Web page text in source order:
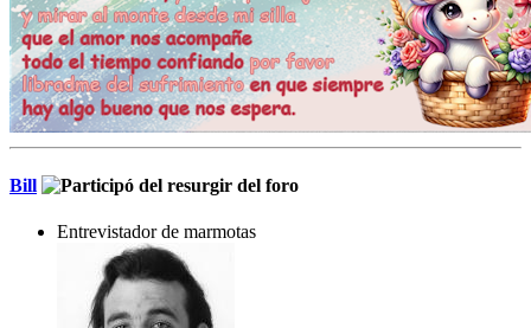
Bill
Entrevistador de marmotas